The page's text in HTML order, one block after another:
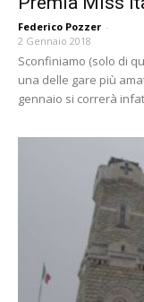
Federico Pozzer -
2 Gennaio 2018
Sconfiniamo (solo di
una delle gare più
gennaio si correrà